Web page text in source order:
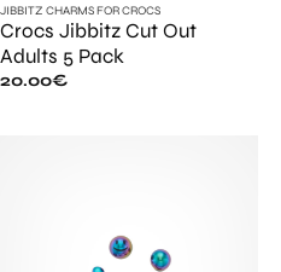
JIBBITZ CHARMS FOR CROCS
Crocs Jibbitz Cut Out
Adults 5 Pack
20.00€